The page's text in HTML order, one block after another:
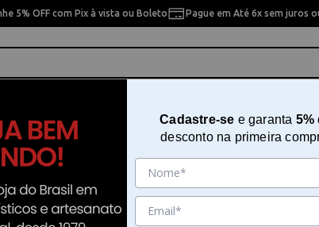
5% OFF com Pix à vista ou Boleto Pague em Até 6x sem juros
Pintura Artesanal
em Mdf Litoarte Ursinha
- APM8-960
Cadastre-se e garanta 5%
desconto na primeira